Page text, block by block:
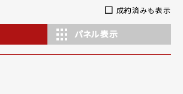
成約済みも表示
パネル表示